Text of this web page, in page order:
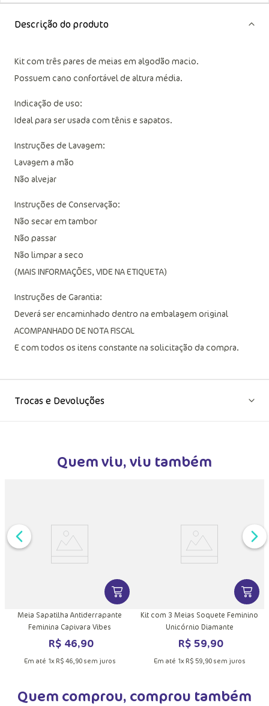
Descrição do produto
Kit com três pares de meias em algodão macio.
Possuem cano confortável de altura média.
Indicação de uso:
Ideal para ser usada com tênis e sapatos.
Instruções de Lavagem:
Lavagem a mão
Não alvejar
Instruções de Conservação:
Não secar em tambor
Não passar
Não limpar a seco
(MAIS INFORMAÇÕES, VIDE NA ETIQUETA)
Instruções de Garantia:
Deverá ser encaminhado dentro na embalagem original
ACOMPANHADO DE NOTA FISCAL
E com todos os itens constante na solicitação da compra.
Trocas e Devoluções
Quem viu, viu também
INFORMAÇÕES DO PRODUTOVER MAIS INFORMAÇÕES DO
Meia Sapatilha Antiderrapante
Feminina Capivara Vibes
R$ 46,90
Em até 1x R$ 46,90sem juros
VER
Kit com 3 Meias Soquete Feminino
Unicórnio Diamante
R$ 59,90
Em até 1x R$ 59,90sem juros
Quem comprou, comprou também